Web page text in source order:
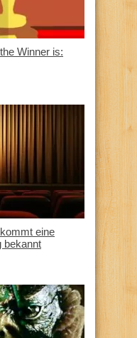
Winner is:
eine
bekannt